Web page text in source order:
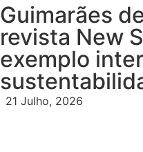
Guimarães
revista New
exemplo
21 Julho, 2026